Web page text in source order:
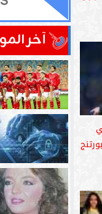
آخر